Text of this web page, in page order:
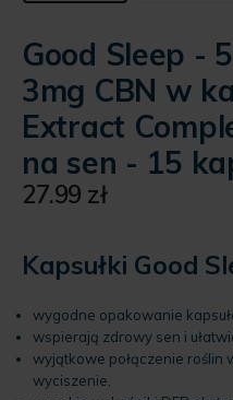
Good Sleep -
3mg CBN w
Extract
na sen - 15
27.99 zł
Kapsułki Good
wygodne opakowanie
wspierają zdrowy sen i
wyjątkowe połączenie roślin
wyciszenie,